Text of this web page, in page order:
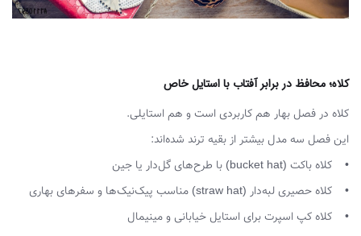
کلاه؛ محافظ در برابر آفتاب با استایل خاص
کلاه در فصل بهار هم کاربردی است و هم استایلی.
این فصل سه مدل بیشتر از بقیه ترند شده‌اند:
• کلاه باکت (bucket hat) با طرح‌های گل‌دار یا جین
• کلاه حصیری لبه‌دار (straw hat) مناسب پیک‌نیک‌ها و سفرهای بهاری
• کلاه کپ اسپرت برای استایل خیابانی و مینیمال